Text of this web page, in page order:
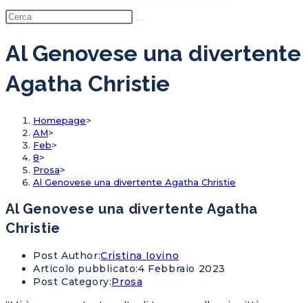
Al Genovese una divertente
Agatha Christie
Homepage>
AM>
Feb>
8>
Prosa>
Al Genovese una divertente Agatha Christie
Al Genovese una divertente Agatha
Christie
Post Author:Cristina Iovino
Articolo pubblicato:4 Febbraio 2023
Post Category:Prosa